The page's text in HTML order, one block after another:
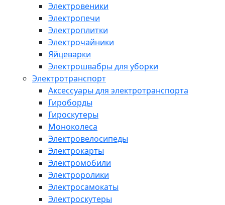
Электровеники
Электропечи
Электроплитки
Электрочайники
Яйцеварки
Электрошвабры для уборки
Электротранспорт
Аксессуары для электротранспорта
Гироборды
Гироскутеры
Моноколеса
Электровелосипеды
Электрокарты
Электромобили
Электроролики
Электросамокаты
Электроскутеры